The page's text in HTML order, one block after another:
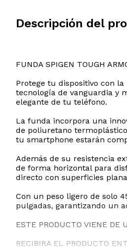
Descripción del
FUNDA SPIGEN TOUGH
Protege tu dispositivo con
tecnología de vanguardia y
elegante de tu teléfono.
La funda incorpora una
de poliuretano
tu smartphone estarán
Además de su resistencia
de forma horizontal para
directo con superficies
Con un peso ligero de solo
pulgadas, garantizando un
ESTE PRODUCTO VIENE DE
RECIBIRA EL PRODUCTO